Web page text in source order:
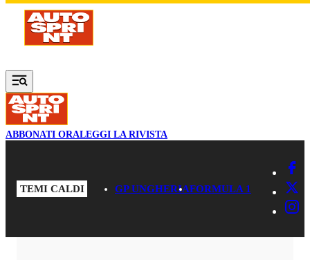
Vai al contenuto principale
ABBONATI ORALEGGI LA RIVISTA
TEMI CALDI GP UNGHERIAFORMULA 1